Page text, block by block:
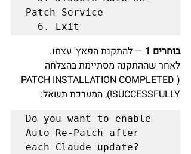
Patch Service
בוחרים 1
— להתקנת הפאץ' עצמו.
לאחר שההתקנה מסתיימת בהצלחה
(PATCH INSTALLATION COMPLETED
SUCCESSFULLY!), המערכת תשאל:
Do you want to enable
Auto Re-Patch after
each Claude update?